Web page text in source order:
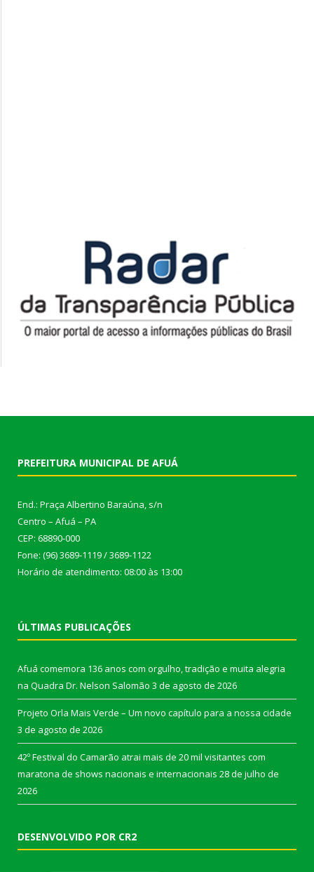
PREFEITURA MUNICIPAL DE AFUÁ
End.: Praça Albertino Baraúna, s/n
Centro – Afuá – PA
CEP: 68890-000
Fone: (96) 3689-1119 / 3689-1122
Horário de atendimento: 08:00 às 13:00
ÚLTIMAS PUBLICAÇÕES
Afuá comemora 136 anos com orgulho, tradição e muita alegria
na Quadra Dr. Nelson Salomão 3 de agosto de 2026
Projeto Orla Mais Verde – Um novo capítulo para a nossa cidade
3 de agosto de 2026
42º Festival do Camarão atrai mais de 20 mil visitantes com
maratona de shows nacionais e internacionais 28 de julho de
2026
DESENVOLVIDO POR CR2